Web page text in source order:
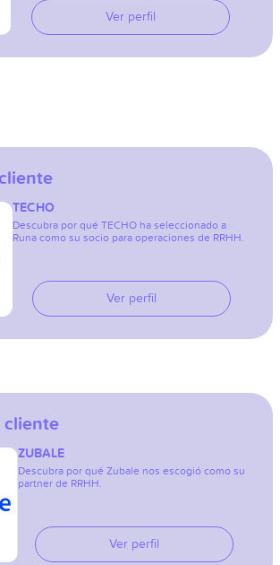
Ver perfil
TECHO
Descubra por qué TECHO ha seleccionado a
Runa como su socio para operaciones de RRHH.
Ver perfil
cliente
ZUBALE
Descubra por qué Zubale nos escogió como su
partner de RRHH.
Ver perfil